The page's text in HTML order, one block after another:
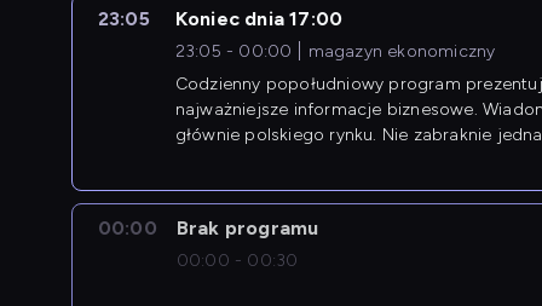
23:05 Koniec dnia 17:00
23:05 - 00:00
magazyn ekonomiczny
Codzienny popołudniowy program
najważniejsze informacje biznesowe.
głównie polskiego rynku. Nie zabraknie
00:00 Brak programu
00:00 - 00:30